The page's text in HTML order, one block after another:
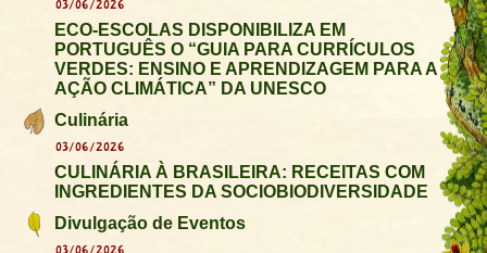
03/06/2026
ECO-ESCOLAS DISPONIBILIZA EM
PORTUGUÊS O “GUIA PARA CURRÍCULOS
VERDES: ENSINO E APRENDIZAGEM PARA A
AÇÃO CLIMÁTICA” DA UNESCO
Culinária
03/06/2026
CULINÁRIA À BRASILEIRA: RECEITAS COM
INGREDIENTES DA SOCIOBIODIVERSIDADE
Divulgação de Eventos